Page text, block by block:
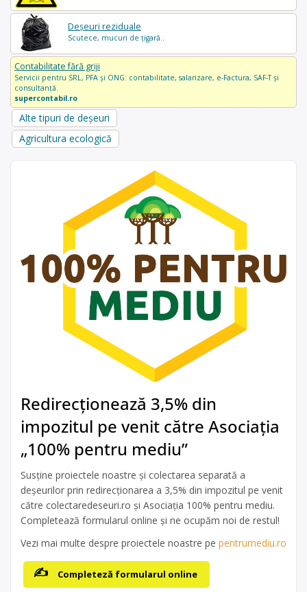
Deșeuri reziduale
Scutece, mucuri de țigară..
Contabilitate fără griji
Servicii pentru SRL, PFA și ONG: contabilitate, salarizare, e-Factura, SAF-T și
consultanță.
supercontabil.ro
Alte tipuri de deșeuri
Agricultura ecologică
Redirecționează 3,5% din
impozitul pe venit către Asociația
„100% pentru mediu”
Susține proiectele noastre și colectarea separată a
deșeurilor prin redirecționarea a 3,5% din impozitul pe venit
către colectaredeseuri.ro și Asociația 100% pentru mediu.
Completează formularul online și ne ocupăm noi de restul!
Vezi mai multe despre proiectele noastre pe pentrumediu.ro
Completeză formularul online